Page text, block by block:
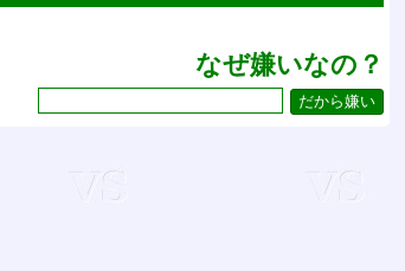
なぜ嫌いなの？